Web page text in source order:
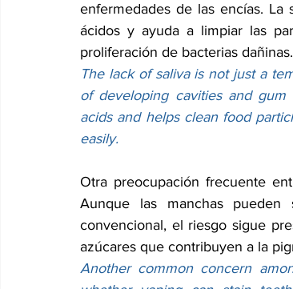
enfermedades de las encías.
ácidos y ayuda a limpiar las
proliferación de bacterias dañinas.
The lack of saliva is not just a
of developing cavities and gum
acids and helps clean food
easily.
Otra preocupación frecuente
Aunque las manchas
convencional, el riesgo sigue
azúcares que contribuyen a la
Another common concern